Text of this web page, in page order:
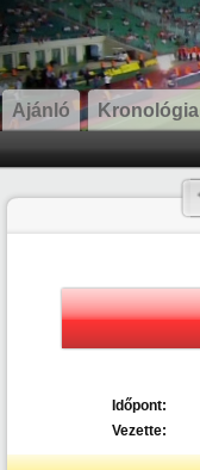
Ajánló Kronológia
Időpont:
Vezette: